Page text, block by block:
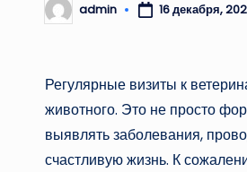
Запись
от
admin 16 декабря,
Регулярные визиты к
животного. Это не просто
выявлять заболевания,
счастливую жизнь. К